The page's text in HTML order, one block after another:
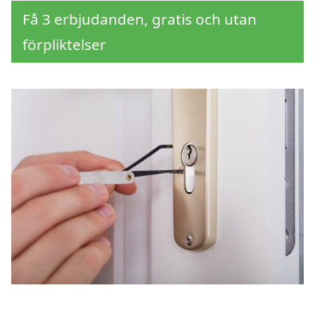
Få 3 erbjudanden, gratis och utan
förpliktelser